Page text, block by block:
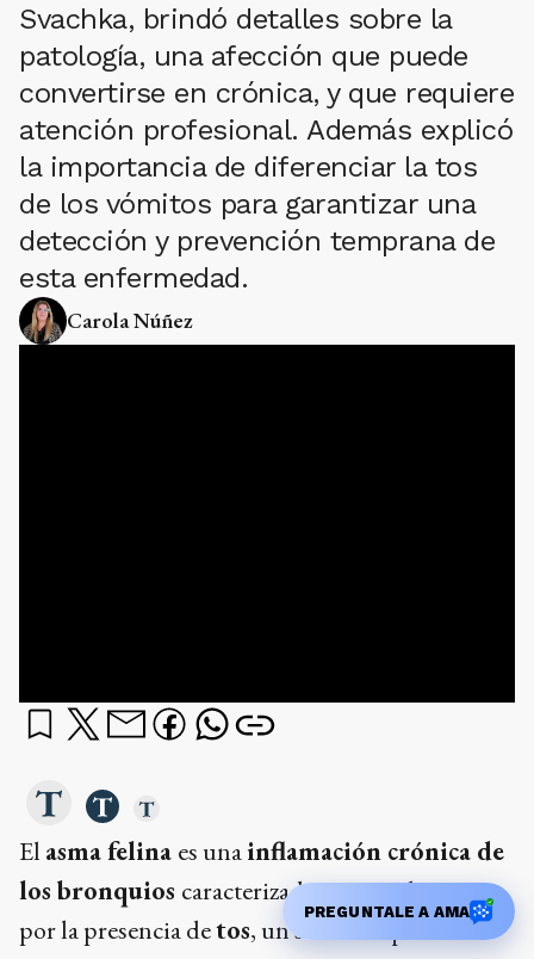
Svachka, brindó detalles sobre la
patología, una afección que puede
convertirse en crónica, y que requiere
atención profesional. Además explicó
la importancia de diferenciar la tos
de los vómitos para garantizar una
detección y prevención temprana de
esta enfermedad.
Carola Núñez
El asma felina es unainflamación crónica de
los bronquios caracterizada principalmente
por la presencia detos, un síntoma que
PREGUNTALE A AMA